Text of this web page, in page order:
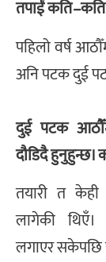
तपाईं
पहिलो वर्ष
अनि पटक दुई
दुई पटक
दौडिदै हुनुहुन्छ।
तयारी त
लागेकी थिएँ।
लगाएर सकेपछि